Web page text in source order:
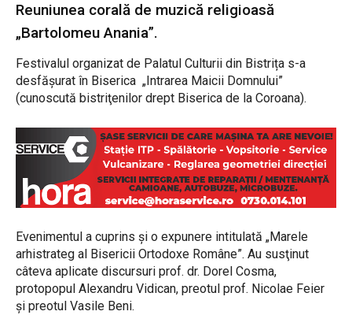
Reuniunea corală de muzică religioasă
„Bartolomeu Anania”.
Festivalul organizat de Palatul Culturii din Bistrița s-a
desfăşurat în Biserica „Intrarea Maicii Domnului”
(cunoscută bistriţenilor drept Biserica de la Coroana).
Evenimentul a cuprins şi o expunere intitulată „Marele
arhistrateg al Bisericii Ortodoxe Române”. Au susţinut
câteva aplicate discursuri prof. dr. Dorel Cosma,
protopopul Alexandru Vidican, preotul prof. Nicolae Feier
şi preotul Vasile Beni.